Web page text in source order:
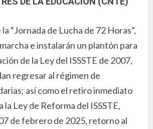
“Jornada de Lucha de 72 Horas”,
e instalarán un plantón para
de la Ley del ISSSTE de 2007,
regresar al régimen de
así como el retiro inmediato
la Ley de Reforma del ISSSTE,
de febrero de 2025, retorno al